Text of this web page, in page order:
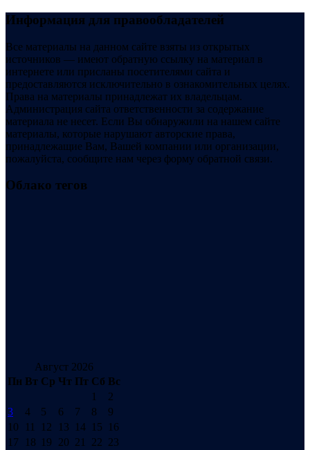
Информация для правообладателей
Все материалы на данном сайте взяты из открытых
источников — имеют обратную ссылку на материал в
интернете или присланы посетителями сайта и
предоставляются исключительно в ознакомительных целях.
Права на материалы принадлежат их владельцам.
Администрация сайта ответственности за содержание
материала не несет. Если Вы обнаружили на нашем сайте
материалы, которые нарушают авторские права,
принадлежащие Вам, Вашей компании или организации,
пожалуйста, сообщите нам через форму обратной связи.
Облако тегов
Август 2026
Пн Вт Ср Чт Пт Сб Вс
1
2
3
4 5 6 7 8
9
10
11 12 13 14 15
16
17
18 19 20 21 22 23